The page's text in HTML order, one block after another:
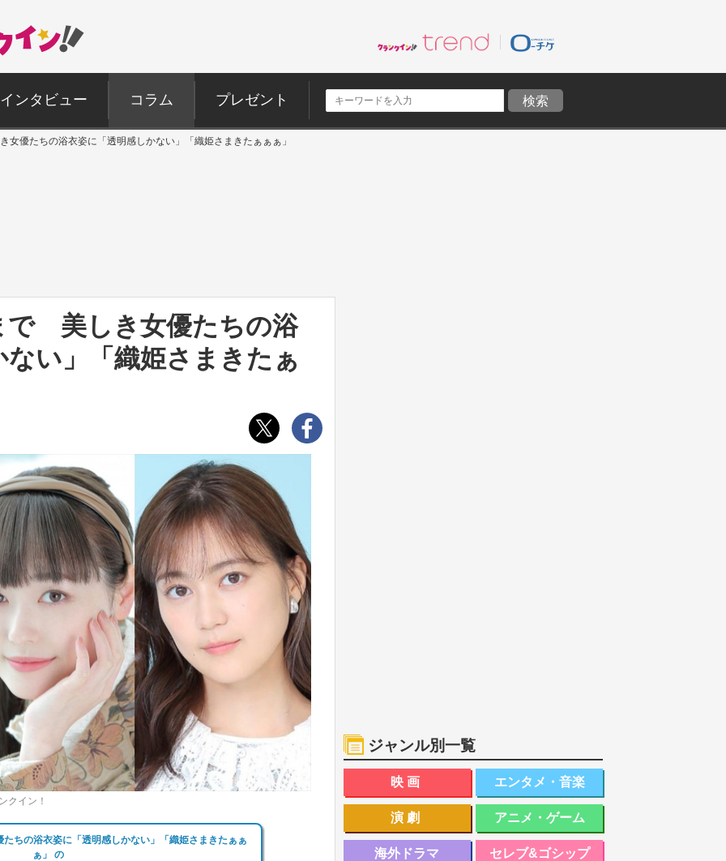
インタビュー コラム プレゼント
優たちの浴衣姿に「透明感しかない」「織姫さまきたぁぁぁ」
で 美しき女優たちの浴
い」「織姫さまきたぁ
クイン！
ちの浴衣姿に「透明感しかない」「織姫さまきたぁぁ
ぁ」 の
ジャンル別一覧
映画 エンタメ・音楽
演劇 アニメ・ゲーム
海外ドラマ セレブ&ゴシップ